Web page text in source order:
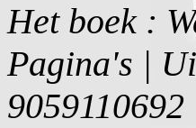
Het boek :
Pagina's |
9059110692